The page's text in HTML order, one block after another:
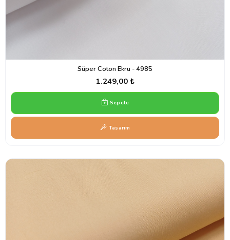
Süper Coton Ekru - 4985
1.249,00 ₺
Sepete
Tasarım